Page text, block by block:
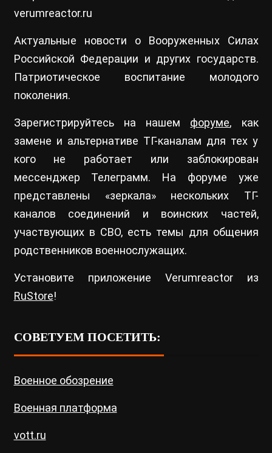
verumreactor.ru
Актуальные новости о Вооруженных Силах
Российской Федерации и других государств.
Патриотическое воспитание молодого
поколения.
Зарегистрируйтесь на нашем форуме, как
замене и альтернативе ТГ-каналам для тех у
кого не работает или заблокирован
мессенджер Телеграмм. На форуме уже
представлены «зеркала» нескольких ТГ-
каналов соединений и воинских частей,
участвующих в СВО, есть темы для общения
родственников военнослужащих.
Установите приложение Verumreactor из
RuStore!
СОВЕТУЕМ ПОСЕТИТЬ:
Военное обозрение
Военная платформа
vott.ru